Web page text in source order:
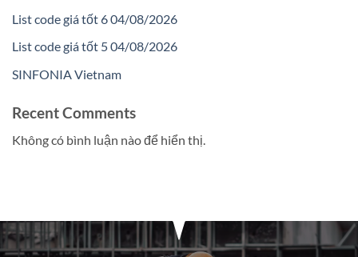
List code giá tốt 6 04/08/2026
List code giá tốt 5 04/08/2026
SINFONIA Vietnam
Recent Comments
Không có bình luận nào để hiển thị.